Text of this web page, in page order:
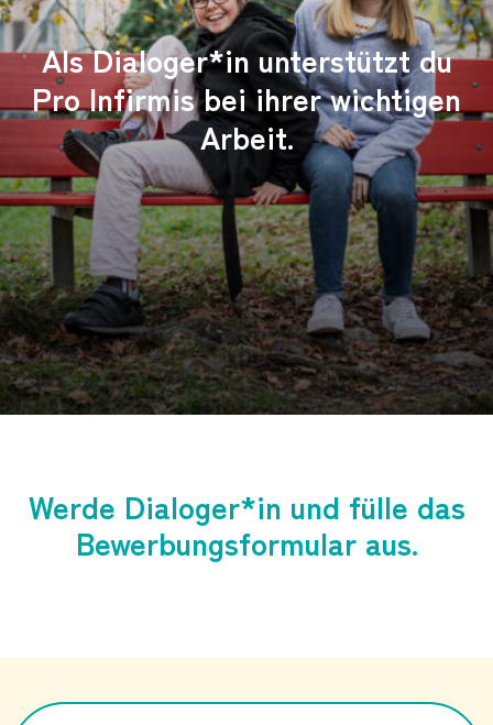
Als Dialoger*in unterstützt du
Pro Infirmis bei ihrer wichtigen
Arbeit.
Werde Dialoger*in und fülle das
Bewerbungsformular aus.